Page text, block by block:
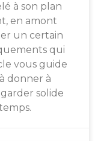
à son plan
en amont
un certain
qui
vous guide
donner à
garder solide